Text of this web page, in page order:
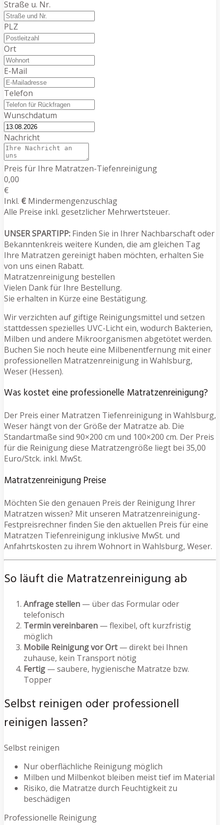
Straße u. Nr.
PLZ
Ort
E-Mail
Telefon
Wunschdatum
Nachricht
Preis für Ihre Matratzen-Tiefenreinigung
0,00
€
Inkl. € Mindermengenzuschlag
Alle Preise inkl. gesetzlicher Mehrwertsteuer.
UNSER SPARTIPP: Finden Sie in Ihrer Nachbarschaft oder
Bekanntenkreis weitere Kunden, die am gleichen Tag
Ihre Matratzen gereinigt haben möchten, erhalten Sie
von uns einen Rabatt.
Matratzenreinigung bestellen
Vielen Dank für Ihre Bestellung.
Sie erhalten in Kürze eine Bestätigung.
Wir verzichten auf giftige Reinigungsmittel und setzen
stattdessen spezielles UVC-Licht ein, wodurch Bakterien,
Milben und andere Mikroorganismen abgetötet werden.
Buchen Sie noch heute eine Milbenentfernung mit einer
professionellen Matratzenreinigung in Wahlsburg,
Weser (Hessen).
Was kostet eine professionelle Matratzenreinigung?
Der Preis einer Matratzen Tiefenreinigung in Wahlsburg,
Weser hängt von der Größe der Matratze ab. Die
Standartmaße sind 90×200 cm und 100×200 cm. Der Preis
für die Reinigung diese Matratzengröße liegt bei 35,00
Euro/Stck. inkl. MwSt.
Matratzenreinigung Preise
Möchten Sie den genauen Preis der Reinigung Ihrer
Matratzen wissen? Mit unseren Matratzenreinigung-
Festpreisrechner finden Sie den aktuellen Preis für eine
Matratzen Tiefenreinigung inklusive MwSt. und
Anfahrtskosten zu ihrem Wohnort in Wahlsburg, Weser.
So läuft die Matratzenreinigung ab
Anfrage stellen — über das Formular oder
telefonisch
Termin vereinbaren — flexibel, oft kurzfristig
möglich
Mobile Reinigung vor Ort— direkt bei Ihnen
zuhause, kein Transport nötig
Fertig — saubere, hygienische Matratze bzw.
Topper
Selbst reinigen oder professionell
reinigen lassen?
Selbst reinigen
Nur oberflächliche Reinigung möglich
Milben und Milbenkot bleiben meist tief im Material
Risiko, die Matratze durch Feuchtigkeit zu
beschädigen
Professionelle Reinigung